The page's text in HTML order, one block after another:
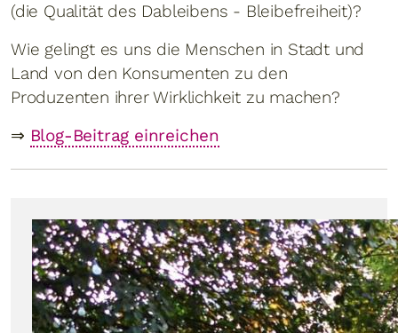
(die Qualität des Dableibens - Bleibefreiheit)?
Wie gelingt es uns die Menschen in Stadt und
Land von den Konsumenten zu den
Produzenten ihrer Wirklichkeit zu machen?
⇒ Blog-Beitrag einreichen